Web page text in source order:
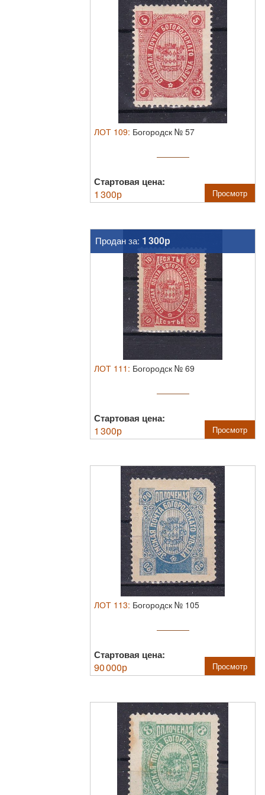
ЛОТ 109: Богородск № 57
Стартовая цена:
1 300р Просмотр
Продан за: 1 300р
ЛОТ 111 : Богородск № 69
Стартовая цена:
1 300р Просмотр
ЛОТ 113: Богородск № 105
Стартовая цена:
90 000р Просмотр